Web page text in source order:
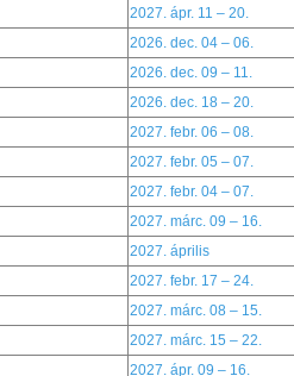
2027. ápr. 11 – 20.
2026. dec. 04 – 06.
2026. dec. 09 – 11.
2026. dec. 18 – 20.
2027. febr. 06 – 08.
2027. febr. 05 – 07.
2027. febr. 04 – 07.
2027. márc. 09 – 16.
2027. április
2027. febr. 17 – 24.
2027. márc. 08 – 15.
2027. márc. 15 – 22.
2027. ápr. 09 – 16.